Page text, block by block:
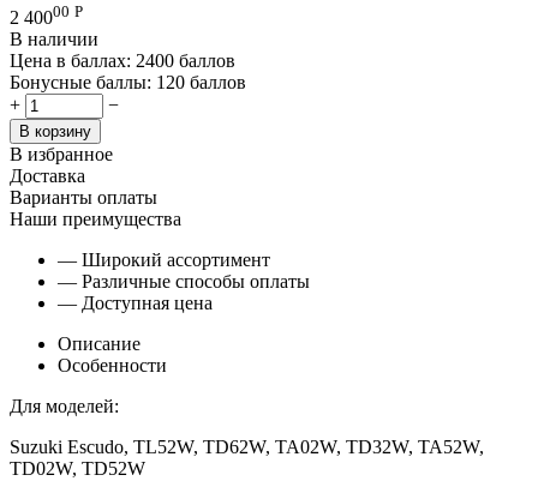
2 40000 Р
В наличии
Цена в баллах: 2400 баллов
Бонусные баллы: 120 баллов
+
−
В корзину
В избранное
Доставка
Варианты оплаты
Наши преимущества
— Широкий ассортимент
— Различные способы оплаты
— Доступная цена
Описание
Особенности
Для моделей:
Suzuki Escudo, TL52W, TD62W, TA02W, TD32W, TA52W,
TD02W, TD52W